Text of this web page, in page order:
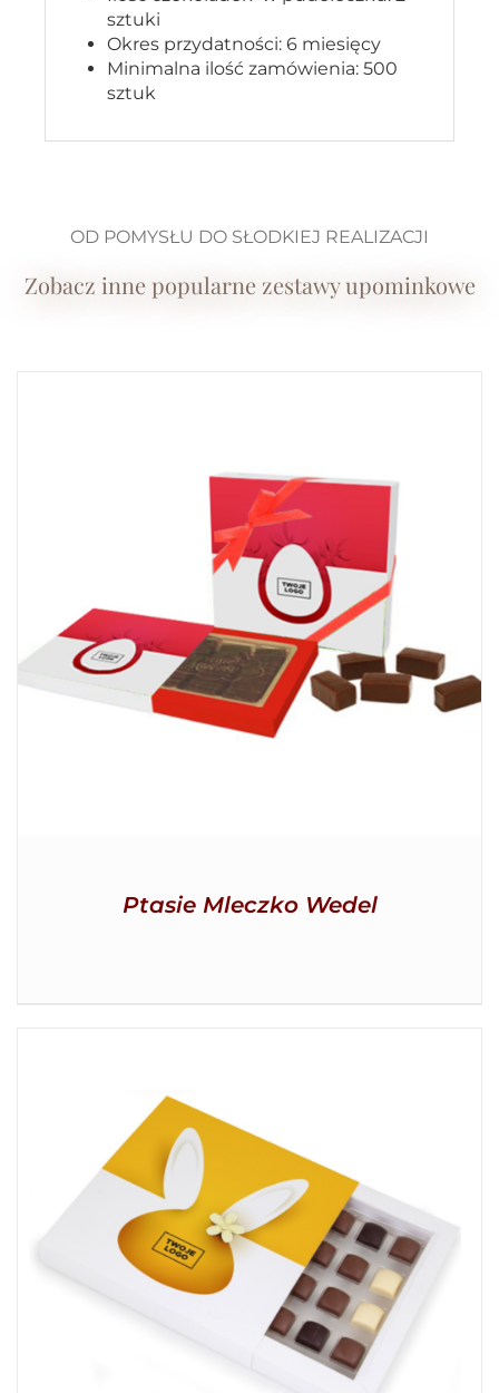
sztuki
Okres przydatności: 6 miesięcy
Minimalna ilość zamówienia: 500
sztuk
OD POMYSŁU DO SŁODKIEJ REALIZACJI
Zobacz inne popularne zestawy upominkowe
SZCZEGÓŁY
Ptasie Mleczko Wedel
SZCZEGÓŁY